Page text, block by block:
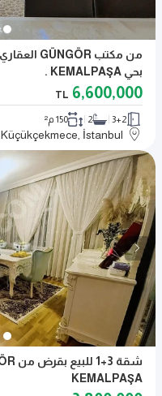
بحي KEMALPAŞA .
6,600,000
TL
3+2
2 150 م²
Küçükçekmece, İstanbul
KEMALPAŞA